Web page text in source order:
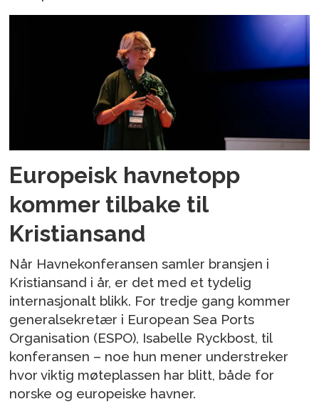
Europeisk havnetopp
kommer tilbake til
Kristiansand
Når Havnekonferansen samler bransjen i
Kristiansand i år, er det med et tydelig
internasjonalt blikk. For tredje gang kommer
generalsekretær i European Sea Ports
Organisation (ESPO), Isabelle Ryckbost, til
konferansen – noe hun mener understreker
hvor viktig møteplassen har blitt, både for
norske og europeiske havner.